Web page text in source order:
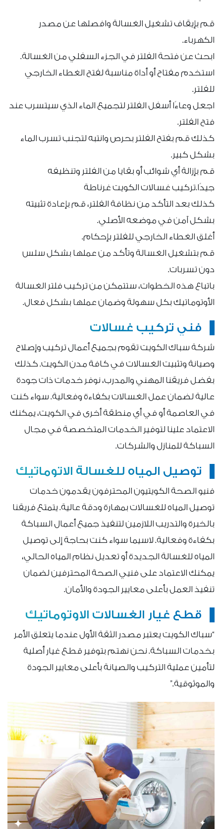
قم بإيقاف تشغيل الغسالة وافصلها عن مصدر
الكهرباء.
ابحث عن فتحة الفلتر في الجزء السفلي من الغسالة.
استخدم مفتاح أو أداة مناسبة لفتح الغطاء الخارجي
للفلتر.
اجعل وعاءًا أسفل الفلتر لتجميع الماء الذي سيتسرب عند
فتح الفلتر.
كذلك قم بفتح الفلتر بحرص وانتبه لتجنب تسرب الماء
بشكل كبير.
قم بإزالة أي شوائب أو بقايا من الفلتر وتنظيفه
جيدًا.تركيب غسالات الكويت غرناطة
كذلك بعد التأكد من نظافة الفلتر، قم بإعادة تثبيته
بشكل آمن في موضعه الأصلي.
أغلق الغطاء الخارجي للفلتر بإحكام.
قم بتشغيل الغسالة وتأكد من عملها بشكل سلس
دون تسربات.
باتباع هذه الخطوات، ستتمكن من تركيب فلتر الغسالة
الأوتوماتيك بكل سهولة وضمان عملها بشكل فعال.
فني تركيب غسالات
شركة سباك الكويت تقوم بجميع أعمال تركيب وإصلاح
وصيانة وتثبيت الغسالات في كافة مدن الكويت. كذلك
بفضل فريقنا المهني والمدرب، نوفر خدمات ذات جودة
عالية لضمان عمل الغسالات بكفاءة وفعالية. سواء كنت
في العاصمة أو في أي منطقة أخرى في الكويت، يمكنك
الاعتماد علينا لتوفير الخدمات المتخصصة في مجال
السباكة للمنازل والشركات.
توصيل المياه للغسالة الاتوماتيك
فنيو الصحة الكويتيون المحترفون يقدمون خدمات
توصيل المياه للغسالات بمهارة ودقة عالية. يتمتع فريقنا
بالخبرة والتدريب اللازمين لتنفيذ جميع أعمال السباكة
بكفاءة وفعالية. لاسيما سواء كنت بحاجة إلى توصيل
المياه للغسالة الجديدة أو تعديل نظام المياه الحالي،
يمكنك الاعتماد على فنيي الصحة المحترفين لضمان
تنفيذ العمل بأعلى معايير الجودة والأمان.
قطع غيار الغسالات الاوتوماتيك
“سباك الكويت يعتبر مصدر الثقة الأول عندما يتعلق الأمر
بخدمات السباكة. نحن نهتم بتوفير قطع غيار أصلية
لتأمين عملية التركيب والصيانة بأعلى معايير الجودة
والموثوقية.”